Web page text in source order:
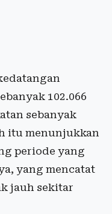
102.066
sebanyak
itu menunjukkan
periode yang
yang mencatat
jauh sekitar